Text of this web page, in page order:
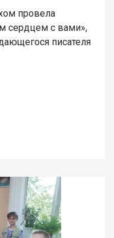
провела
сердцем с вами»,
писателя